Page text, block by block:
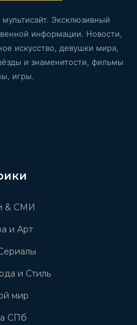
Эксклюзивный
информации. Новости,
искусство, девушки мира,
и знаменитости, фильмы
игры.
& СМИ
и Арт
и Стиль
мир
СПб